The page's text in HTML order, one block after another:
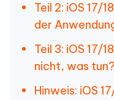
Teil 2: iOS 17/
der
Teil 3: iOS 17/
nicht, was tun?
Hinweis: iOS